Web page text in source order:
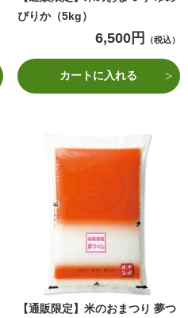
ぴりか（5kg）
6,500円 （税込）
カートに入れる
【通販限定】米のおまつり 夢つ